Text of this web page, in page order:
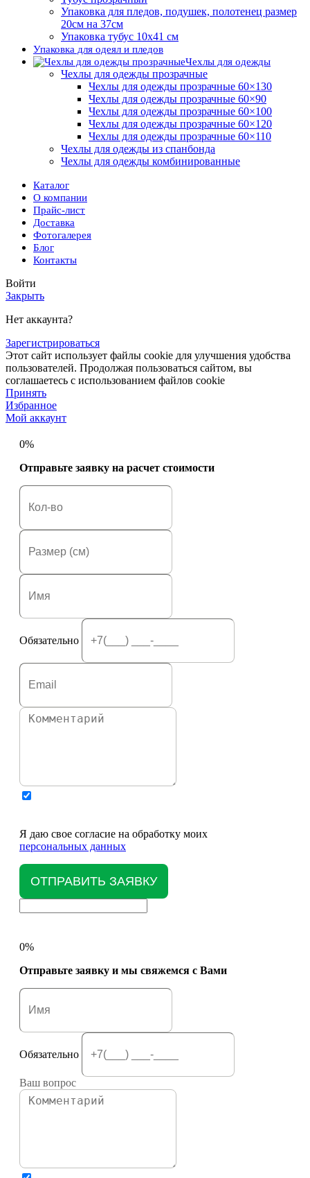
Упаковка для пледов, подушек, полотенец размер
20см на 37см
Упаковка тубус 10х41 см
Упаковка для одеял и пледов
Чехлы для одежды
Чехлы для одежды прозрачные
Чехлы для одежды прозрачные 60×130
Чехлы для одежды прозрачные 60×90
Чехлы для одежды прозрачные 60×100
Чехлы для одежды прозрачные 60×120
Чехлы для одежды прозрачные 60×110
Чехлы для одежды из спанбонда
Чехлы для одежды комбинированные
Каталог
О компании
Прайс-лист
Доставка
Фотогалерея
Блог
Контакты
Войти
Закрыть
Нет аккаунта?
Зарегистрироваться
Этот сайт использует файлы cookie для улучшения удобства
пользователей. Продолжая пользоваться сайтом, вы
соглашаетесь с использованием файлов cookie
Принять
Избранное
Мой аккаунт
0%
Отправьте заявку на расчет стоимости
Обязательно
Я даю свое согласие на обработку моих
персональных данных
ОТПРАВИТЬ ЗАЯВКУ
0%
Отправьте заявку и мы свяжемся с Вами
Обязательно
Ваш вопрос